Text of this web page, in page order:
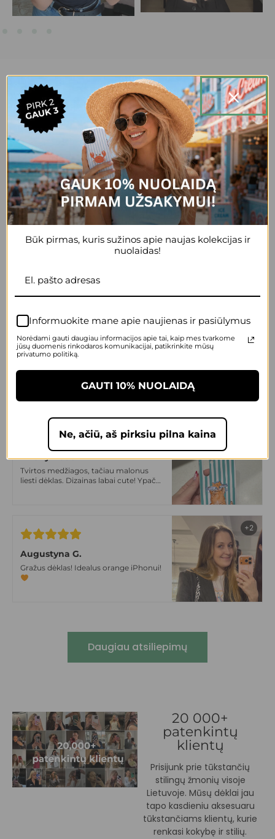
20,000+ patenkintų klientų.
Reda
Gražus, patogus, tvirtas dėklas, esu
patenkinta
+3
Itin komfortiškas, slidus, malonus
laikyti rankose. Dizainas irgi super!
Tikrai vienas geriausių sprendimų
+2
Anonymous
dovanų, liko labai patenkinta! Labai
Anonymous
Tvirtos medžiagos, tačiau malonus
liesti dėklas. Dizainas labai cute! Ypač
Augustyna G.
Gražus dėklas! Idealus orange iPhonui!
+2
Daugiau atsiliepimų
20 000+
patenkintų
klientų
Prisijunk prie tūkstančių
stilingų žmonių visoje
Lietuvoje. Mūsų dėklai jau
tapo kasdieniu aksesuaru
tūkstančiams klientų, kurie
renkasi kokybę ir stilių.
Būk pirmas, kuris sužinos apie naujas kolekcijas ir
nuolaidas!
Informuokite mane apie naujienas ir pasiūlymus
Norėdami gauti daugiau informacijos apie tai, kaip mes tvarkome
jūsų duomenis rinkodaros komunikacijai, patikrinkite mūsų
privatumo politiką.
GAUTI 10% NUOLAIDĄ
Ne, ačiū, aš pirksiu pilna kaina